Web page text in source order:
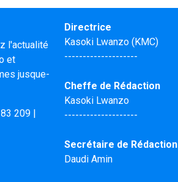
l'actualité
et
jusque-
209
Directrice
Kasoki Lwanzo (KMC)
--------------------
Cheffe de Rédaction
Kasoki Lwanzo
--------------------
Secrétaire de Rédaction
Daudi Amin